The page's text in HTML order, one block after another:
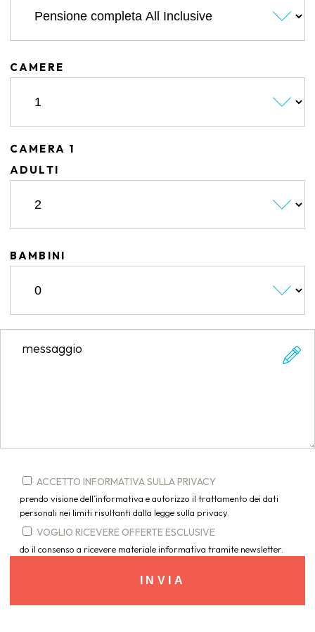
CAMERE
CAMERA 1
ADULTI
BAMBINI
ACCETTO INFORMATIVA SULLA PRIVACY
prendo visione dell’informativa e autorizzo il trattamento dei dati
personali nei limiti risultanti dalla legge sulla privacy.
VOGLIO RICEVERE OFFERTE ESCLUSIVE
do il consenso a ricevere materiale informativa tramite newsletter.
INVIA